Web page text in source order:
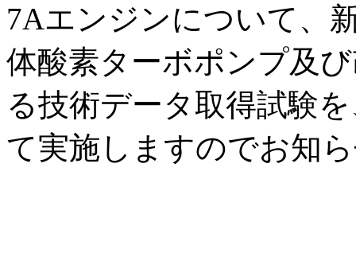
7Aエンジンについて、
体酸素ターボポンプ及
る技術データ取得試験
て実施しますのでお知